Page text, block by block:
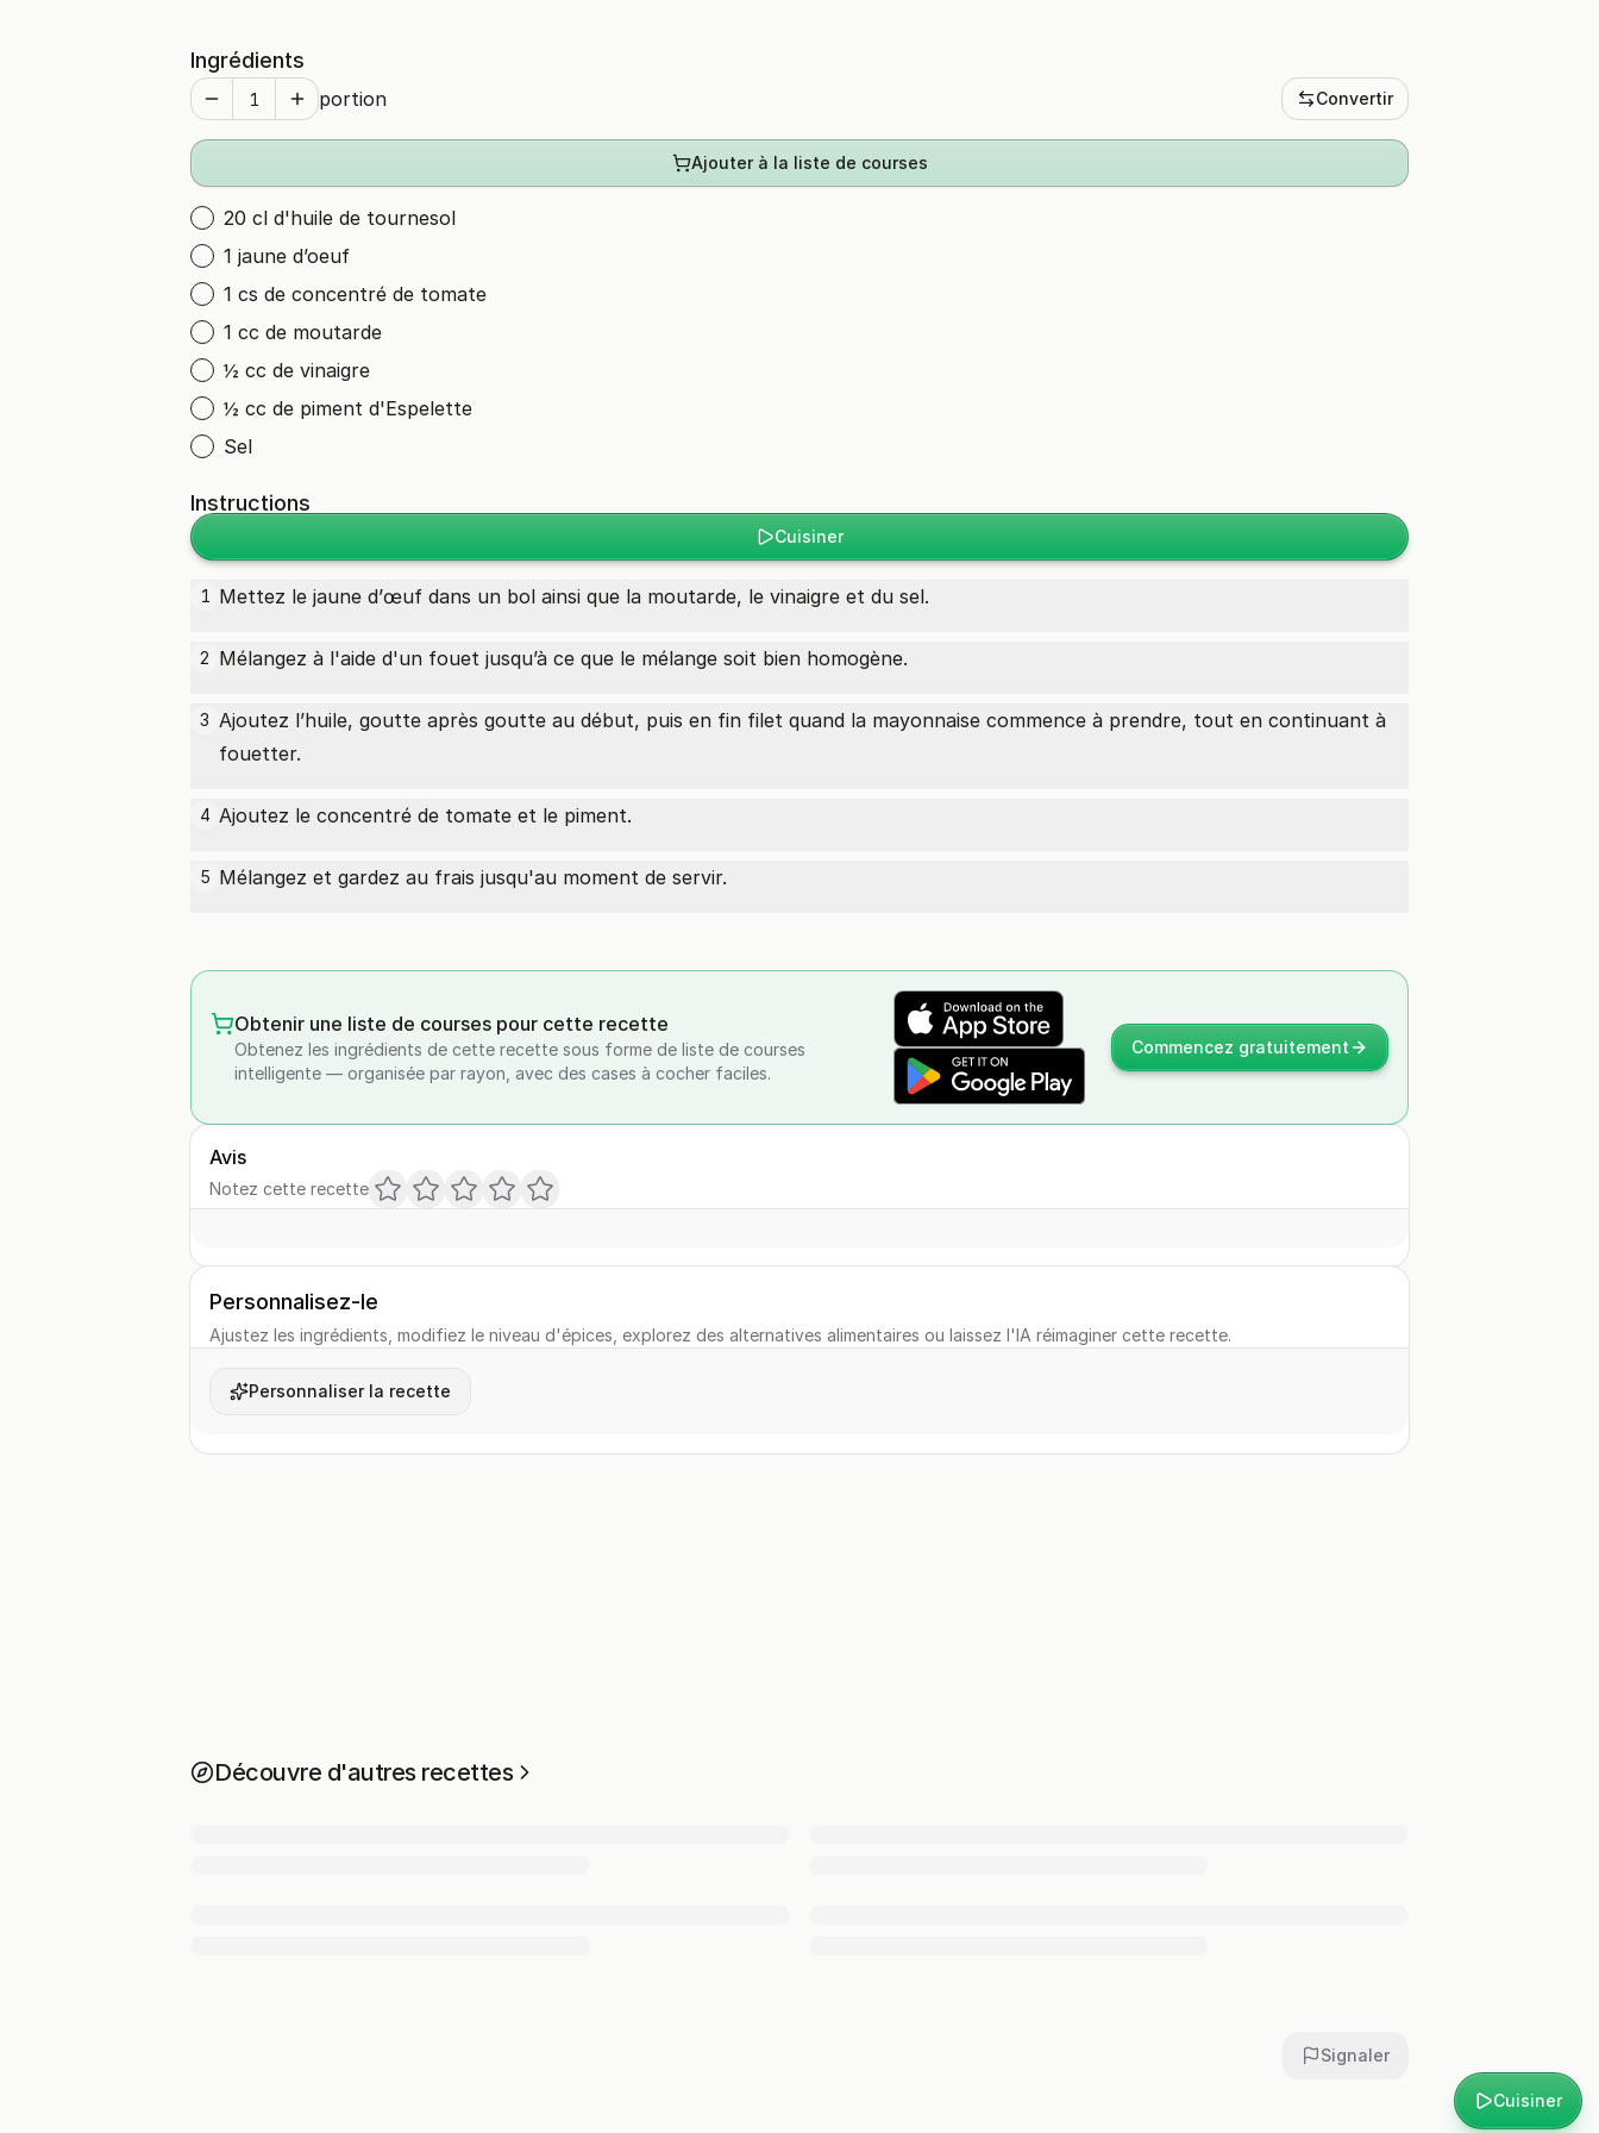
Ingrédients
portion Convertir
Ajouter à la liste de courses
20 cl d'huile de tournesol
1 jaune d’oeuf
1 cs de concentré de tomate
1 cc de moutarde
½ cc de vinaigre
½ cc de piment d'Espelette
Sel
Instructions
Cuisiner
Cuisiner
1 Mettez le jaune d’œuf dans un bol ainsi que la moutarde, le vinaigre et du sel.
2 Mélangez à l'aide d'un fouet jusqu’à ce que le mélange soit bien homogène.
3 Ajoutez l’huile, goutte après goutte au début, puis en fin filet quand la mayonnaise commence à prendre, tout en continuant à
fouetter.
4 Ajoutez le concentré de tomate et le piment.
5 Mélangez et gardez au frais jusqu'au moment de servir.
Obtenir une liste de courses pour cette recette
Obtenez les ingrédients de cette recette sous forme de liste de courses
intelligente — organisée par rayon, avec des cases à cocher faciles.
Commencez gratuitement
Avis
Notez cette recette
Personnalisez-le
Ajustez les ingrédients, modifiez le niveau d'épices, explorez des alternatives alimentaires ou laissez l'IA réimaginer cette recette.
Personnaliser la recette
Découvre d'autres recettes
Signaler